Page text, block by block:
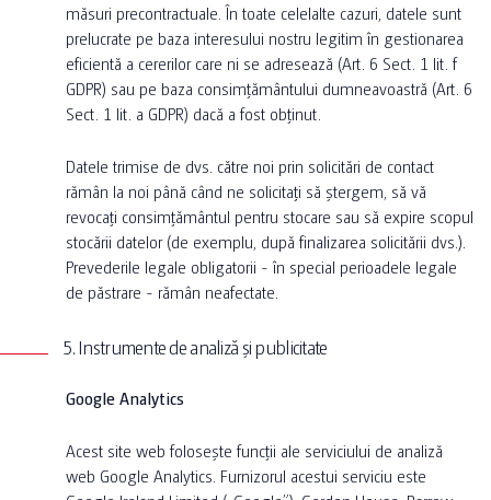
măsuri precontractuale. În toate celelalte cazuri, datele sunt
prelucrate pe baza interesului nostru legitim în gestionarea
eficientă a cererilor care ni se adresează (Art. 6 Sect. 1 lit. f
GDPR) sau pe baza consimțământului dumneavoastră (Art. 6
Sect. 1 lit. a GDPR) dacă a fost obținut.
Datele trimise de dvs. către noi prin solicitări de contact
rămân la noi până când ne solicitați să ștergem, să vă
revocați consimțământul pentru stocare sau să expire scopul
stocării datelor (de exemplu, după finalizarea solicitării dvs.).
Prevederile legale obligatorii - în special perioadele legale
de păstrare - rămân neafectate.
5. Instrumente de analiză și publicitate
Google Analytics
Acest site web folosește funcții ale serviciului de analiză
web Google Analytics. Furnizorul acestui serviciu este